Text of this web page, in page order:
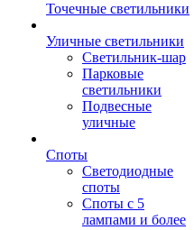
Точечные светильники
Уличные светильники
Светильник-шар
Парковые
светильники
Подвесные
уличные
Споты
Светодиодные
споты
Споты с 5
лампами и более